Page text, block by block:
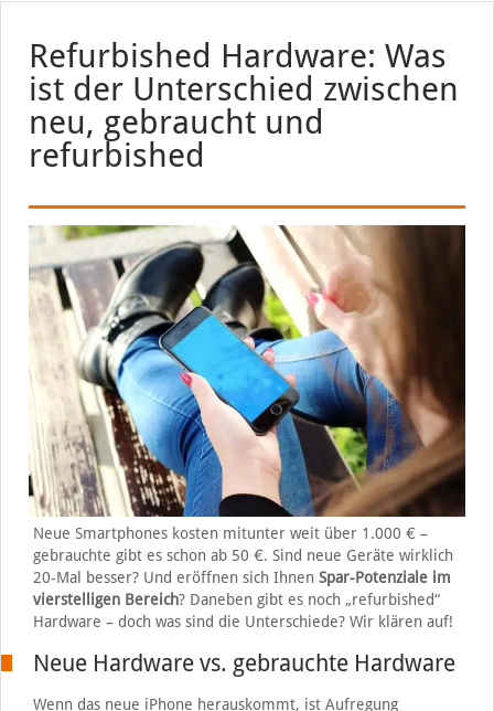
Refurbished Hardware: Was
ist der Unterschied zwischen
neu, gebraucht und
refurbished
Neue Smartphones kosten mitunter weit über 1.000 € –
gebrauchte gibt es schon ab 50 €. Sind neue Geräte wirklich
20-Mal besser? Und eröffnen sich Ihnen Spar-Potenziale im
vierstelligen Bereich? Daneben gibt es noch „refurbished“
Hardware – doch was sind die Unterschiede? Wir klären auf!
Neue Hardware vs. gebrauchte Hardware
Wenn das neue iPhone herauskommt, ist Aufregung